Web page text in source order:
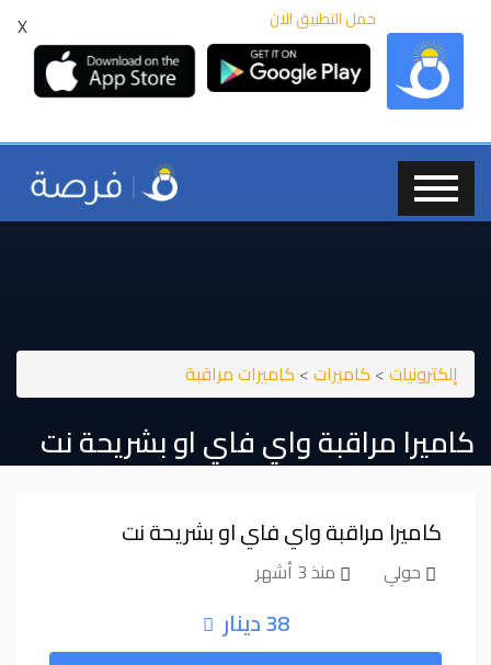
X حمل التطبيق الان
إلكترونيات> كاميرات> كاميرات مراقبة
كاميرا مراقبة واي فاي او بشريحة نت
كاميرا مراقبة واي فاي او بشريحة نت
حولي منذ 3 أشهر
38 دينار